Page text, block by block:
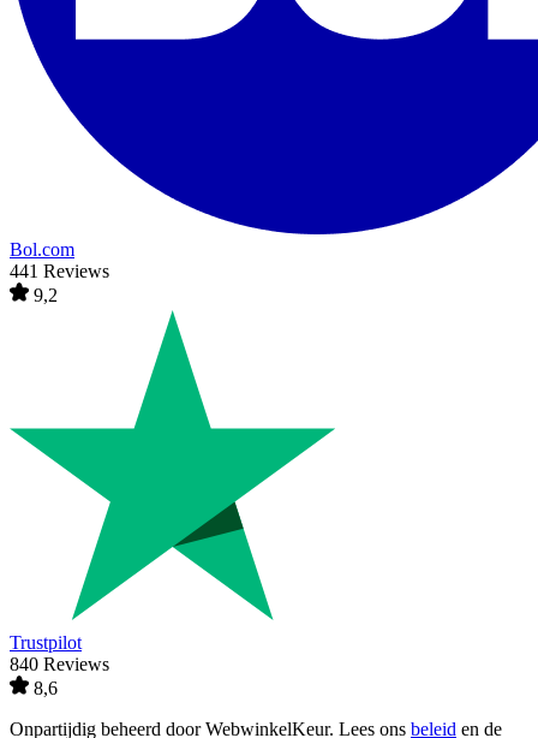
Bol.com
441 Reviews
9,2
Trustpilot
840 Reviews
8,6
Onpartijdig beheerd doorWebwinkelKeur. Lees ons beleid en de